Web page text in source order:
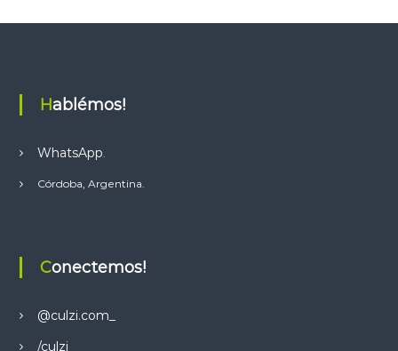
a
e
a
n
Hablémos!
WhatsApp
Córdoba, Argentina.
Conectemos!
@culzi.com_
/culzi